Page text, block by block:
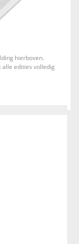
hierboven.
alle edities volledig